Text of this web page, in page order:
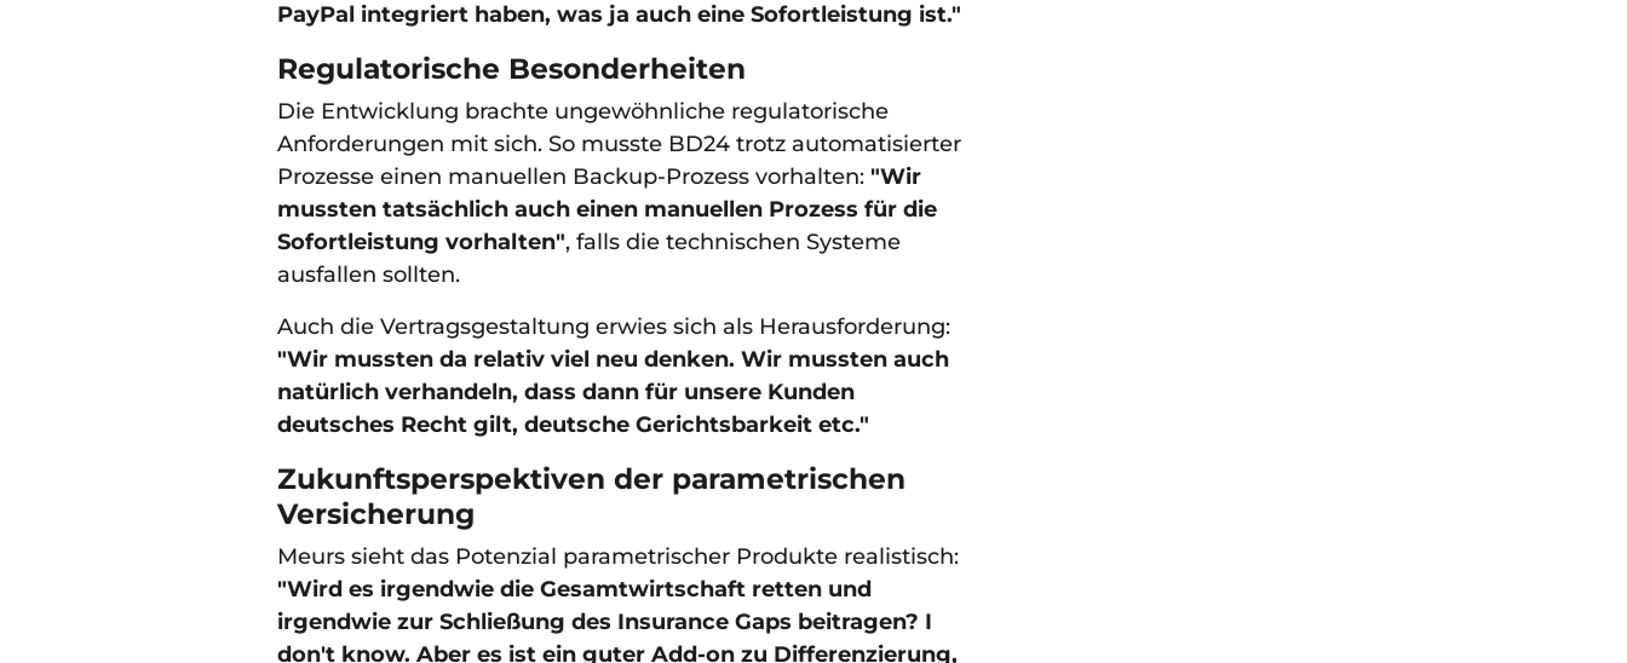
PayPal integriert haben, was ja auch eine Sofortleistung ist."
Regulatorische Besonderheiten
Die Entwicklung brachte ungewöhnliche regulatorische
Anforderungen mit sich. So musste BD24 trotz automatisierter
Prozesse einen manuellen Backup-Prozess vorhalten: "Wir
mussten tatsächlich auch einen manuellen Prozess für die
Sofortleistung vorhalten", falls die technischen Systeme
ausfallen sollten.
Auch die Vertragsgestaltung erwies sich als Herausforderung:
"Wir mussten da relativ viel neu denken. Wir mussten auch
natürlich verhandeln, dass dann für unsere Kunden
deutsches Recht gilt, deutsche Gerichtsbarkeit etc."
Zukunftsperspektiven der parametrischen
Versicherung
Meurs sieht das Potenzial parametrischer Produkte realistisch:
"Wird es irgendwie die Gesamtwirtschaft retten und
irgendwie zur Schließung des Insurance Gaps beitragen? I
don't know. Aber es ist ein guter Add-on zu Differenzierung,